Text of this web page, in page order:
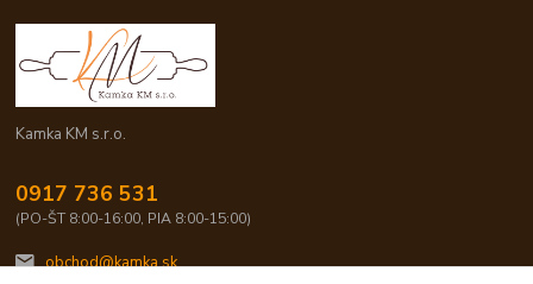
Kamka KM s.r.o.
0917 736 531
(PO-ŠT 8:00-16:00, PIA 8:00-15:00)
obchod@kamka.sk